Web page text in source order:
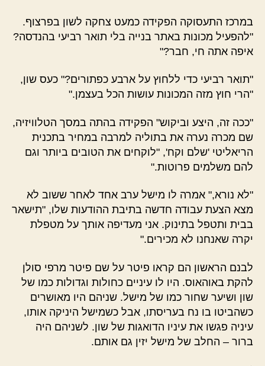
במרכז התעסוקה הפקידה כמעט צחקה לשון בפרצוף.
"להפעיל מכונות באתר בנייה בלי תואר רביעי בהנדסה?
איפה אתה חי, חבר?"
"תואר רביעי כדי ללחוץ על ארבע כפתורים?" כעס שון,
"הרי חוץ מזה המכונות עושות הכל בעצמן."
"ככה זה, היצע וביקוש" הפקידה בהתה במסך הטלוויזיה,
שם מכרה נערה את בתוליה למרבה במחיר בתכנית
הריאליטי 'שלם וקח', "לוקחים את הטובים ביותר וגם
להם משלמים פרוטות."
"לא נורא," אמרה לו מישל ערב אחד לאחר ששוב לא
מצא הצעת עבודה חדשה בתיבת ההודעות שלו, "תישאר
בבית ותטפל בתינוק. אני מעדיפה אותך על מטפלת
יקרה שאנחנו לא מכירים."
לבנם הראשון הם קראו פיטר על שם פיטר מרפי סולן
להקת באוהאוס. היו לו עיניים כחולות וגדולות כמו של
שון ושיער שחור כמו של מישל. שניהם היו מאושרים
כשהביטו בו נח בעריסתו, אבל כשמישל היניקה אותו,
עיניה פגשו את עיניו הדואגות של שון. לשניהם היה
ברור – החלב של מישל יזין גם אותם.